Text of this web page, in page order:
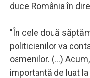
duce România în
"În cele două
politicienilor va
oamenilor. (...)
importantă de luat